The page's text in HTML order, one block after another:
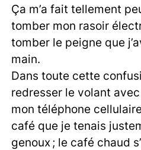
Ça m’a fait tellement
tomber mon rasoir
tomber le peigne que
main.
Dans toute cette
redresser le volant
mon téléphone
café que je tenais
genoux ; le café chaud